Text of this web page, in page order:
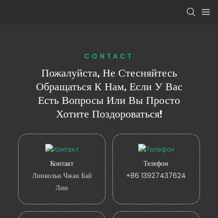
CONTACT
Пожалуйста, Не Стесняйтесь
Обращаться К Нам, Если У Вас
Есть Вопросы Или Вы Просто
Хотите Поздороваться!
Контакт
Линкольн Чжан Бай
Лин
Телефон
+86 13927437624